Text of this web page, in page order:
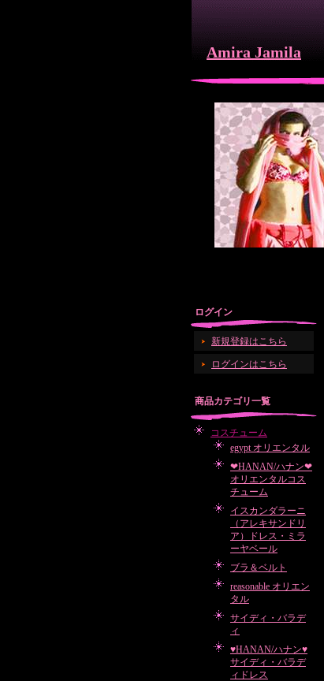
Amira Jamila
ログイン
新規登録はこちら
ログインはこちら
商品カテゴリ一覧
コスチューム
egypt オリエンタル
❤HANAN/ハナン❤
オリエンタルコス
チューム
イスカンダラーニ
（アレキサンドリ
ア）ドレス・ミラ
ーヤベール
ブラ＆ベルト
reasonable オリエン
タル
サイディ・バラデ
ィ
♥HANAN/ハナン♥
サイディ・バラデ
ィドレス